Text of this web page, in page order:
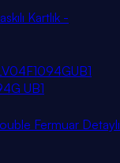
Kartlık -
UB1
Fermuar Detaylı